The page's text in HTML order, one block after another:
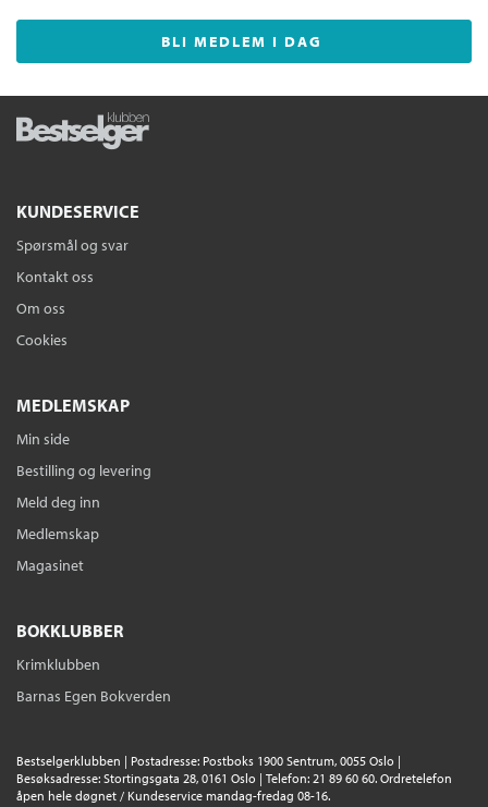
BLI MEDLEM I DAG
KUNDESERVICE
Spørsmål og svar
Kontakt oss
Om oss
Cookies
MEDLEMSKAP
Min side
Bestilling og levering
Meld deg inn
Medlemskap
Magasinet
BOKKLUBBER
Krimklubben
Barnas Egen Bokverden
Bestselgerklubben | Postadresse: Postboks 1900 Sentrum, 0055 Oslo |
Besøksadresse: Stortingsgata 28, 0161 Oslo | Telefon: 21 89 60 60. Ordretelefon
åpen hele døgnet / Kundeservice mandag-fredag 08-16.